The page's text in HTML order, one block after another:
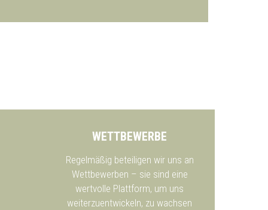
WETTBEWERBE
Regelmäßig beteiligen wir uns an
Wettbewerben – sie sind eine
wertvolle Plattform, um uns
weiterzuentwickeln, zu wachsen